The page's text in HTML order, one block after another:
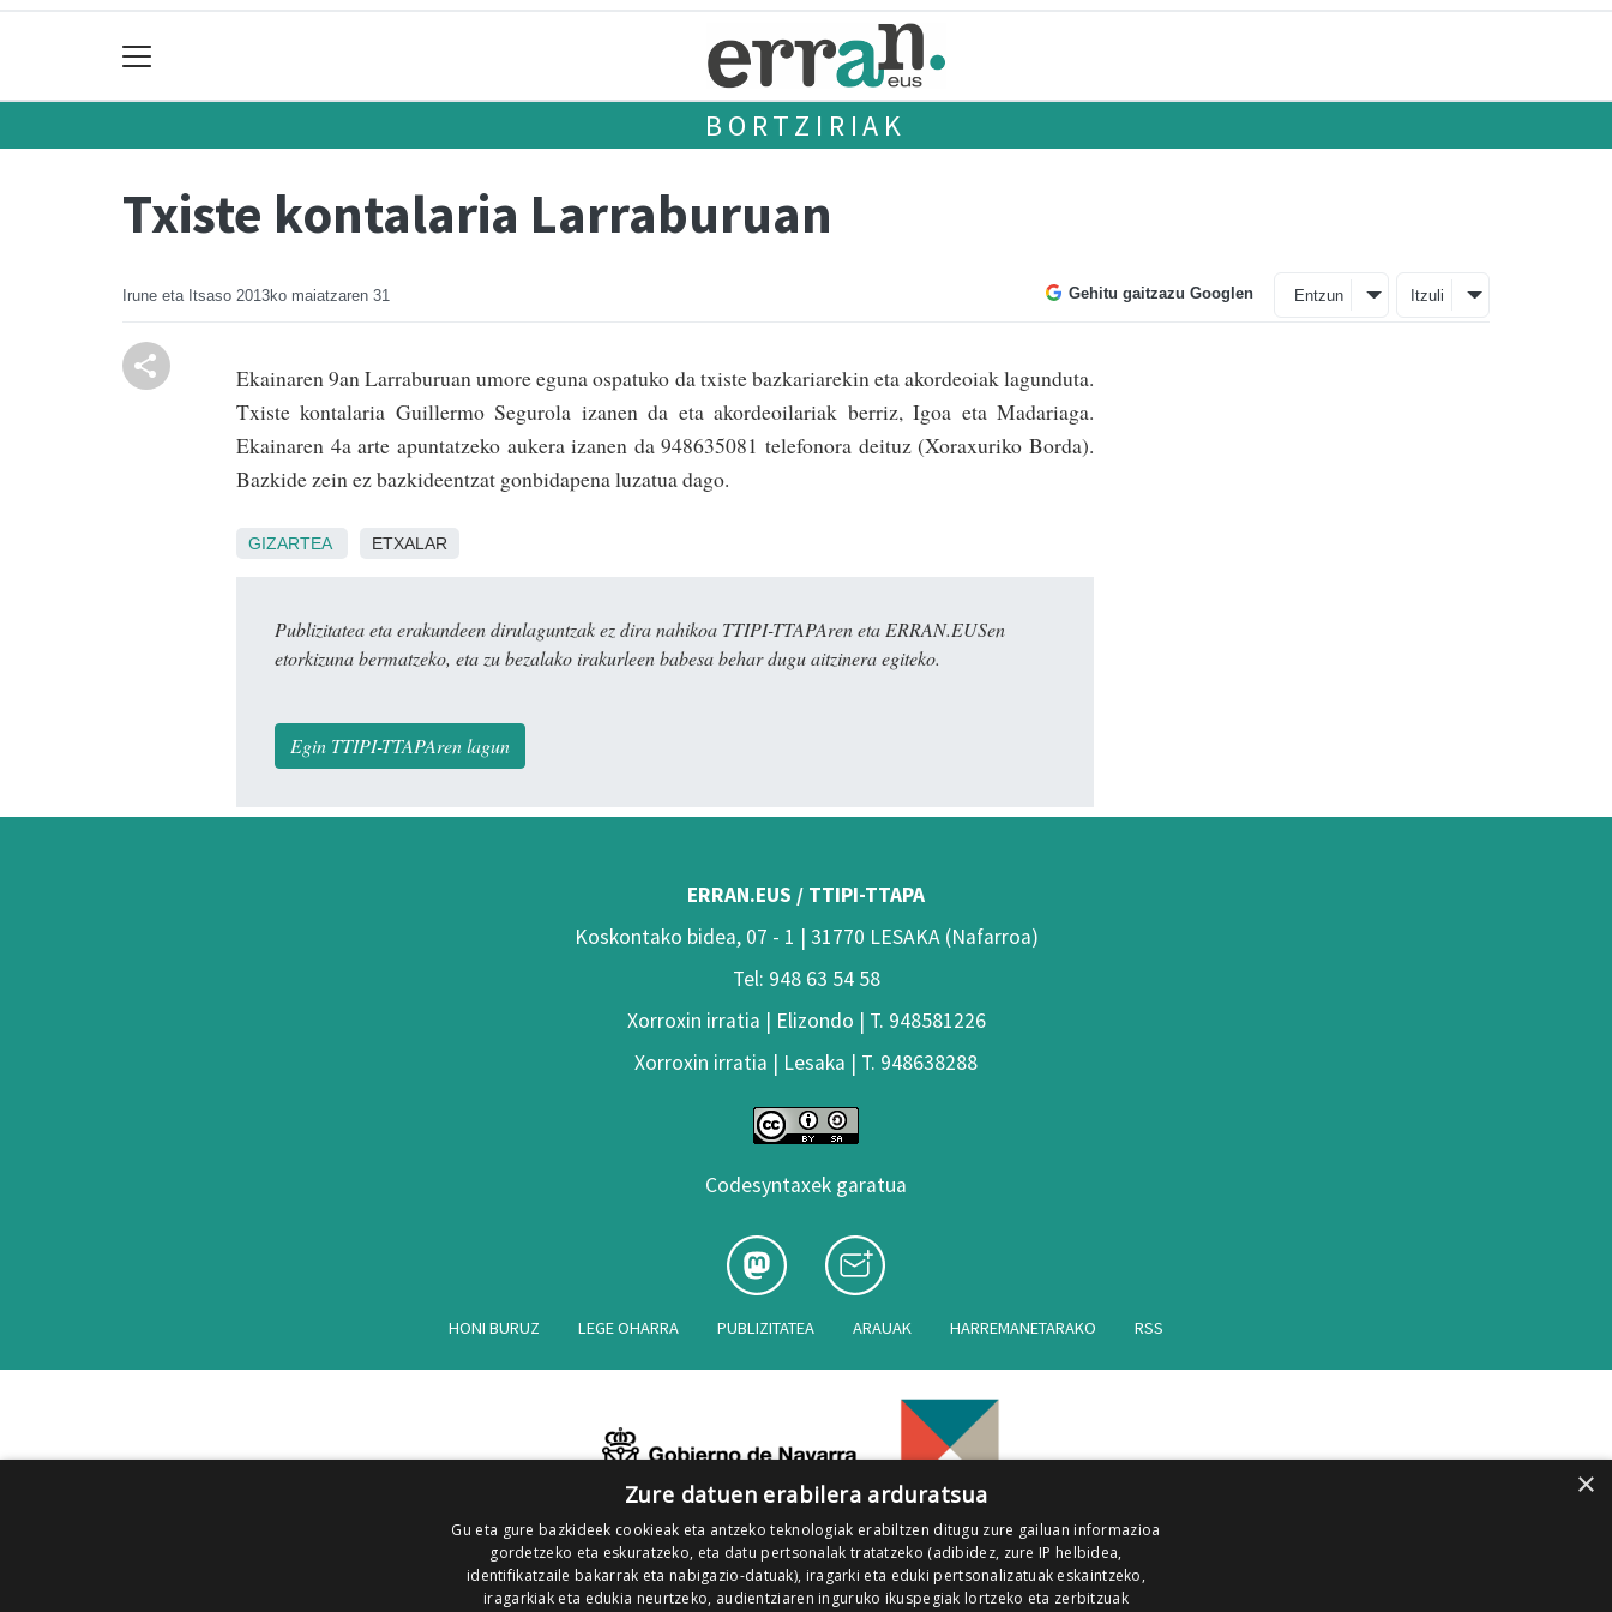
BORTZIRIAK
Txiste kontalaria Larraburuan
Irune eta Itsaso 2013ko maiatzaren 31 Gehitu gaitzazu Googlen Entzun Itzuli
Ekainaren 9an La­rraburuan umore eguna ospatuko da txiste bazkariarekin eta akordeoiak lagunduta.
Txiste kontalaria Guillermo Segurola izanen da eta akordeoilariak berriz, Igoa eta Madariaga.
Ekainaren 4a arte apuntatzeko aukera izanen da 948635081 telefonora deituz (Xoraxuriko Borda).
Bazkide zein ez bazkideentzat gonbidapena luzatua dago.
GIZARTEA ETXALAR
Publizitatea eta erakundeen dirulaguntzak ez dira nahikoa TTIPI-TTAPAren eta ERRAN.EUSen
etorkizuna bermatzeko, eta zu bezalako irakurleen babesa behar dugu aitzinera egiteko.
Egin TTIPI-TTAPAren lagun
ERRAN.EUS / TTIPI-TTAPA
Koskontako bidea, 07 - 1 | 31770 LESAKA (Nafarroa)
Tel: 948 63 54 58
Xorroxin irratia | Elizondo | T. 948581226
Xorroxin irratia | Lesaka | T. 948638288
Codesyntaxek garatua
HONI BURUZ LEGE OHARRA PUBLIZITATEA ARAUAK HARREMANETARAKO RSS
×
Zure datuen erabilera arduratsua
Gu eta gure bazkideek cookieak eta antzeko teknologiak erabiltzen ditugu zure gailuan informazioa
gordetzeko eta eskuratzeko, eta datu pertsonalak tratatzeko (adibidez, zure IP helbidea,
identifikatzaile bakarrak eta nabigazio-datuak), iragarki eta eduki pertsonalizatuak eskaintzeko,
iragarkiak eta edukia neurtzeko, audientziaren inguruko ikuspegiak lortzeko eta zerbitzuak